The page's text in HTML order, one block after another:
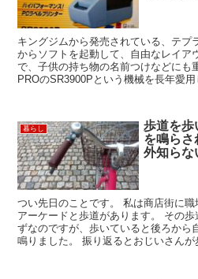
キングジムから発売されている、テプ
からソフトを起動して、自由なレイア
で、子供の持ち物の名前つけなどにも
PROのSR3900Pという機械を長年愛
暮らし
歩道を歩
を鳴ら
外知らな
つい先日のことです。 私は商店街に
アーケードと歩道があります。 その
ずなのですが、歩いていると後ろから
鳴りました。 振り返るとおじいさんが